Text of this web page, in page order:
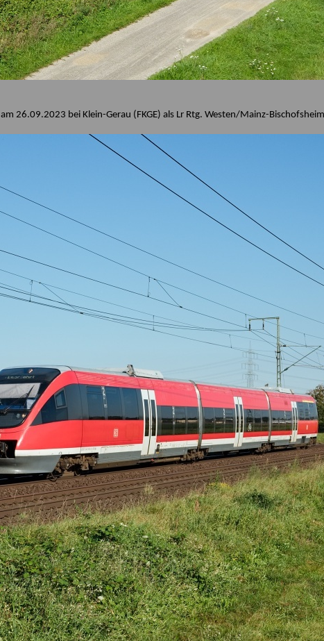
am 26.09.2023 bei Klein-Gerau (FKGE) als Lr Rtg. Westen/Mainz-